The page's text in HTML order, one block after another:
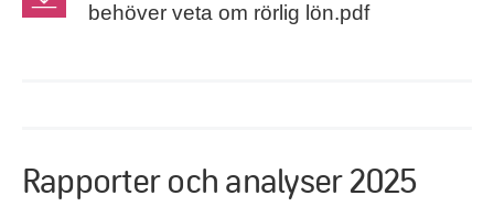
behöver veta om rörlig lön.pdf
Rapporter och analyser 2025